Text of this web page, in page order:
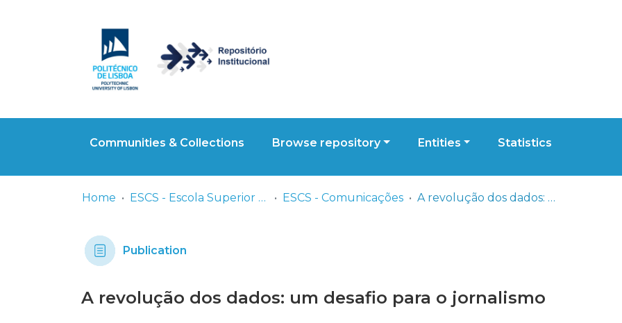
Communities & Collections Browse repository Entities Statistics
Home ESCS - Escola Superior de Comunicação Social ESCS - Comunicações A revolução dos dados: um desafio para o jornalismo
Publication
A revolução dos dados: um desafio para o jornalismo